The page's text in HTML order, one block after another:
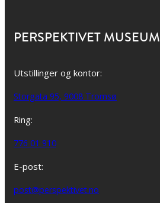
PERSPEKTIVET MUSEUM
Utstillinger og kontor:
Storgata 95, 9008 Tromsø
Ring:
776 01 910
E-post:
post@perspektivet.no